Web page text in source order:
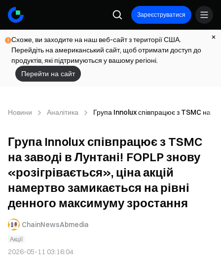
Зареєструватися
Схоже, ви заходите на наш веб-сайт з території США.
Перейдіть на американський сайт, щоб отримати доступ до
продуктів, які підтримуються у вашому регіоні.
Перейти на сайт
Новини Аналітика Група Innolux співпрацює з TSMC на
Група Innolux співпрацює з TSMC
на заводі в Лунтані! FOPLP знову
«розігрівається», ціна акцій
намертво замикається на рівні
денного максимуму зростання
ChainNewsAbmedia
Акції
2026-05-11 03:16:04